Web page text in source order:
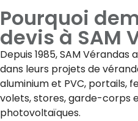
Pourquoi
devis à SAM
Depuis 1985, SAM
dans leurs projets de
aluminium et PVC, portails,
volets, stores, garde-corps
photovoltaïques.